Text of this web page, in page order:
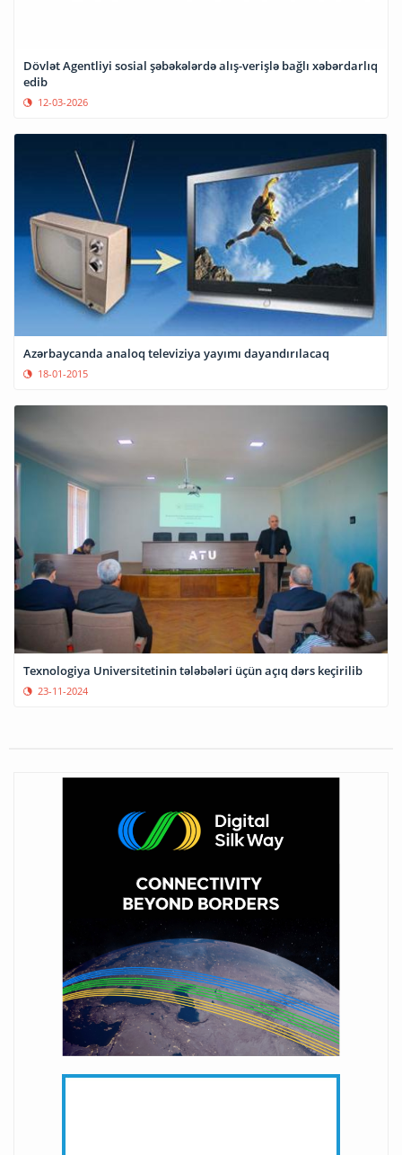
Dövlət Agentliyi sosial şəbəkələrdə alış-verişlə bağlı xəbərdarlıq
edib
12-03-2026
Azərbaycanda analoq televiziya yayımı dayandırılacaq
18-01-2015
Texnologiya Universitetinin tələbələri üçün açıq dərs keçirilib
23-11-2024